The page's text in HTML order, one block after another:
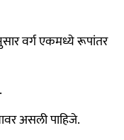
वर्ग एकमध्ये रूपांतर
असली पाहिजे.